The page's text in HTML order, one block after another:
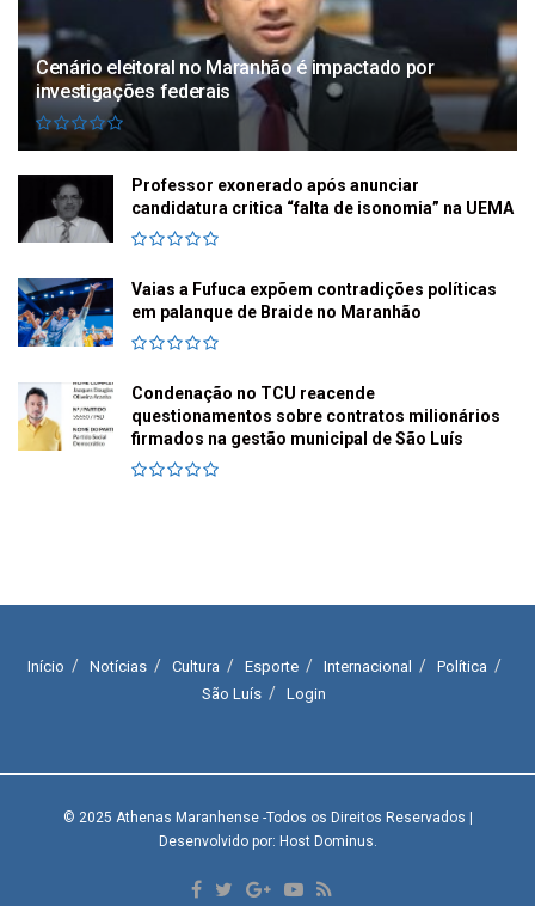
Cenário eleitoral no Maranhão é impactado por
investigações federais
Professor exonerado após anunciar
candidatura critica “falta de isonomia” na UEMA
Vaias a Fufuca expõem contradições políticas
em palanque de Braide no Maranhão
Condenação no TCU reacende
questionamentos sobre contratos milionários
firmados na gestão municipal de São Luís
Início Notícias Cultura Esporte Internacional
Política
São Luís
Login
© 2025 Athenas Maranhense-Todos os Direitos Reservados
Desenvolvido por: Host Dominus.